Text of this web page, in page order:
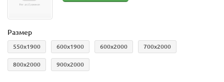
Размер
550x1900 600х1900 600х2000 700х2000
800х2000 900х2000